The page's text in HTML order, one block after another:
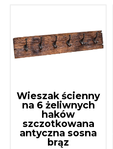
Wieszak ścienny
na 6 żeliwnych
haków
szczotkowana
antyczna sosna
brąz